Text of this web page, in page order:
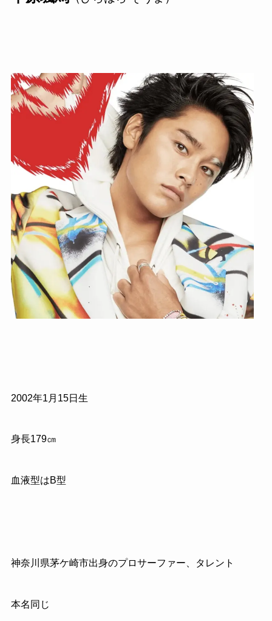
2002年1月15日生
身長179㎝
血液型はB型
神奈川県茅ケ崎市出身のプロサーファー、タレント
本名同じ